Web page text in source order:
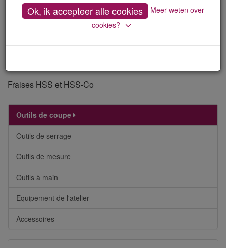
Ok, ik accepteer alle cookies
Meer weten over
cookies?
Fraises HSS et HSS-Co
Outils de coupe
Outils de serrage
Outils de mesure
Outils à main
Equipement de l'atelier
Accessoires